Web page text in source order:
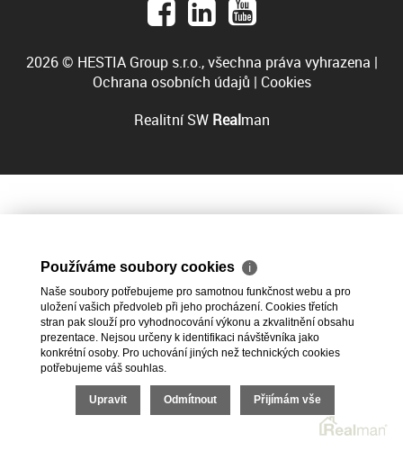
2026 © HESTIA Group s.r.o., všechna práva vyhrazena |
Ochrana osobních údajů | Cookies
Realitní SW Realman
Používáme soubory cookies ℹ
Naše soubory potřebujeme pro samotnou funkčnost webu a pro
uložení vašich předvoleb při jeho procházení. Cookies třetích
stran pak slouží pro vyhodnocování výkonu a zkvalitnění obsahu
prezentace. Nejsou určeny k identifikaci návštěvníka jako
konkrétní osoby. Pro uchování jiných než technických cookies
potřebujeme váš souhlas.
Upravit Odmítnout Přijímám vše